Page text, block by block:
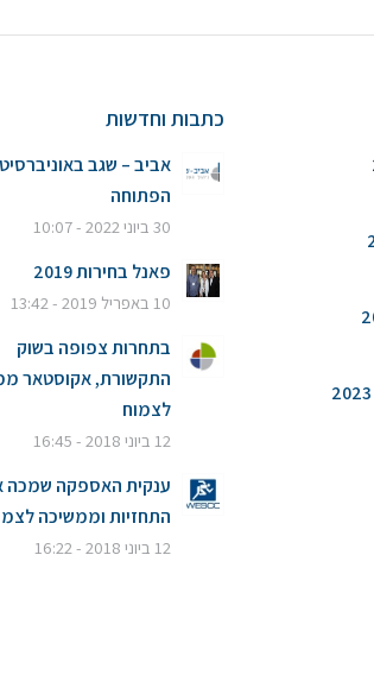
כתבות וחדשות
אביב – שגב
הפתוחה
30 ביוני 2022 - 10:07
פאנל בחירות 2019
10 באפריל 2019 - 13:42
בתחרות צפופה בשוק
התקשורת, אקוסטאר
לצמוח
12 ביוני 2018 - 16:45
ענקית האספקה שמכה
התחזיות וממשיכה
12 ביוני 2018 - 16:22